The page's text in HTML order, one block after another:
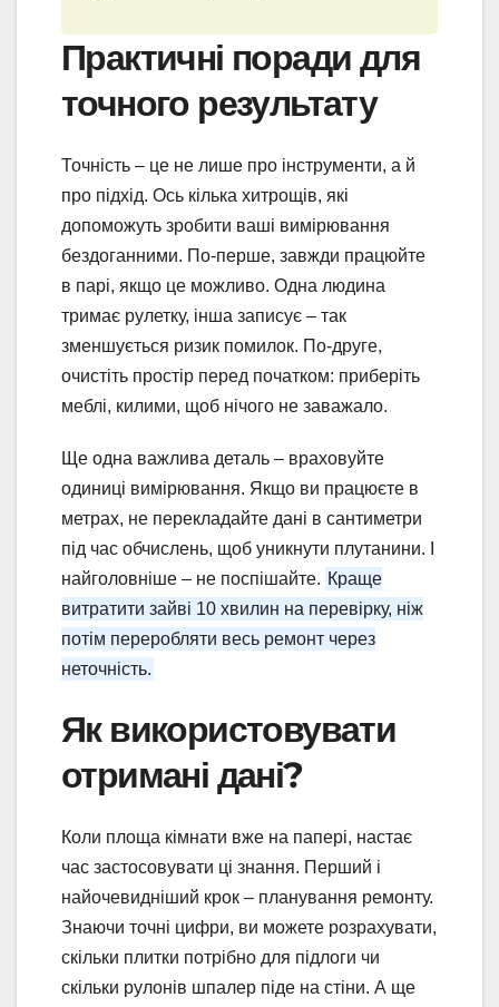
Практичні поради для
точного результату
Точність – це не лише про інструменти, а й
про підхід. Ось кілька хитрощів, які
допоможуть зробити ваші вимірювання
бездоганними. По-перше, завжди працюйте
в парі, якщо це можливо. Одна людина
тримає рулетку, інша записує – так
зменшується ризик помилок. По-друге,
очистіть простір перед початком: приберіть
меблі, килими, щоб нічого не заважало.
Ще одна важлива деталь – враховуйте
одиниці вимірювання. Якщо ви працюєте в
метрах, не перекладайте дані в сантиметри
під час обчислень, щоб уникнути плутанини. І
найголовніше – не поспішайте. Краще
витратити зайві 10 хвилин на перевірку, ніж
потім переробляти весь ремонт через
неточність.
Як використовувати
отримані дані?
Коли площа кімнати вже на папері, настає
час застосовувати ці знання. Перший і
найочевидніший крок – планування ремонту.
Знаючи точні цифри, ви можете розрахувати,
скільки плитки потрібно для підлоги чи
скільки рулонів шпалер піде на стіни. А ще